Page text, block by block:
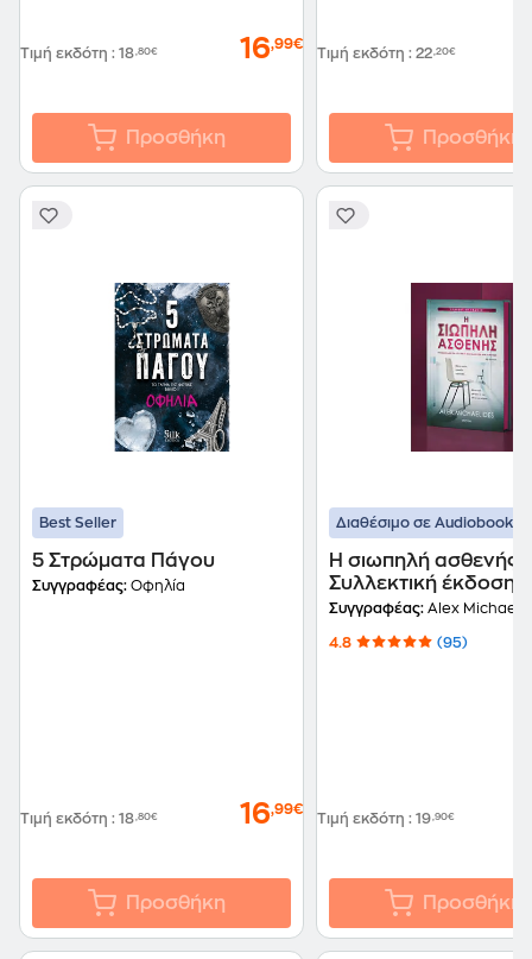
Τιμή εκδότη : 18,80€ 16,99€
Προσθήκη
Τιμή εκδότη : 22,20€
Προσθήκη
Best Seller
5 Στρώματα Πάγου
Συγγραφέας: Οφηλία
Τιμή εκδότη : 18,80€ 16,99€
Προσθήκη
Διαθέσιμο σε Audiobook
Η σιωπηλή ασθενής -
Συλλεκτική έκδοση
Συγγραφέας: Alex
4.8 (95)
Τιμή εκδότη : 19,90€
Προσθήκη